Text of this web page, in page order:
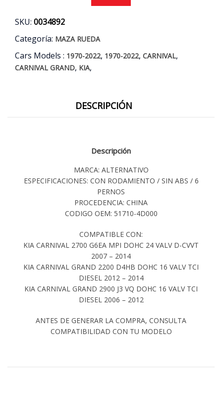
SKU: 0034892
Categoría: MAZA RUEDA
Cars Models : 1970-2022, 1970-2022, CARNIVAL,
CARNIVAL GRAND, KIA,
DESCRIPCIÓN
Descripción
MARCA: ALTERNATIVO
ESPECIFICACIONES: CON RODAMIENTO / SIN ABS / 6
PERNOS
PROCEDENCIA: CHINA
CODIGO OEM: 51710-4D000
COMPATIBLE CON:
KIA CARNIVAL 2700 G6EA MPI DOHC 24 VALV D-CVVT
2007 – 2014
KIA CARNIVAL GRAND 2200 D4HB DOHC 16 VALV TCI
DIESEL 2012 – 2014
KIA CARNIVAL GRAND 2900 J3 VQ DOHC 16 VALV TCI
DIESEL 2006 – 2012
ANTES DE GENERAR LA COMPRA, CONSULTA
COMPATIBILIDAD CON TU MODELO